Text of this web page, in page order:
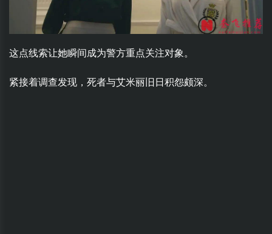
这点线索让她瞬间成为警方重点关注对象。
紧接着调查发现，死者与艾米丽旧日积怨颇深。